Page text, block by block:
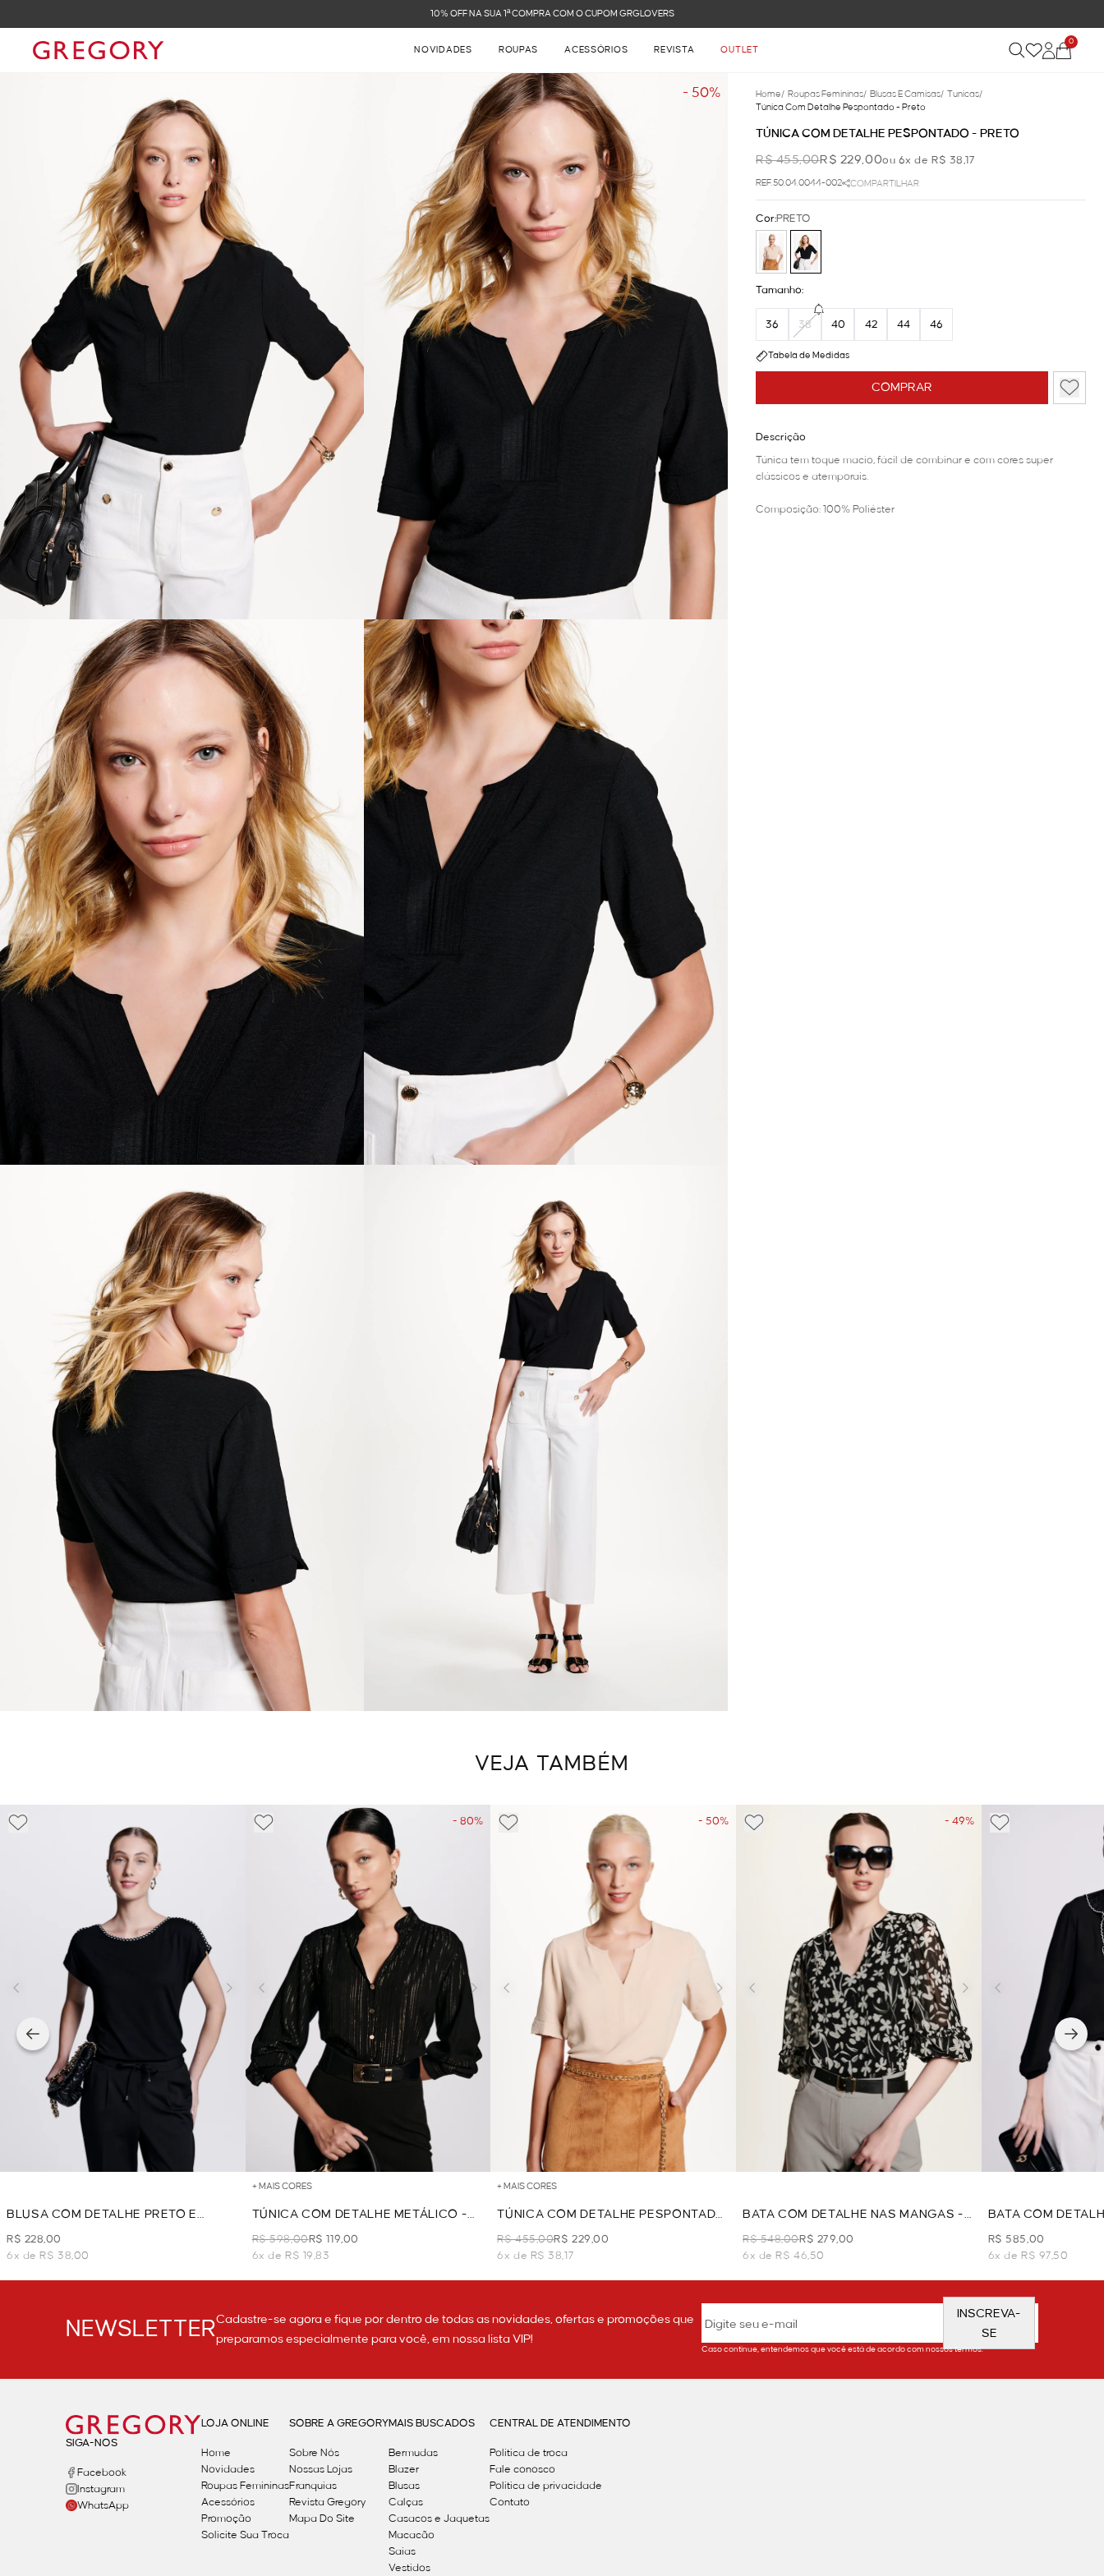
FRETE GRÁTIS NAS COMPRAS ACIMA DE R$ 899
NOVIDADES ROUPAS ACESSÓRIOS REVISTA OUTLET
0
- 50% Home/ Roupas Femininas/ Blusas E Camisas/ Tunicas/
Túnica Com Detalhe Pespontado - Preto
TÚNICA COM DETALHE PESPONTADO - PRETO
R$ 455,00R$ 229,00ou 6x de R$ 38,17
REF.50.04.0044-002 COMPARTILHAR
COMPRAR
Cor:PRETO
Tamanho:
36 38 40 42 44 46
Tabela de Medidas
Descrição
Túnica tem toque macio, fácil de combinar e com cores super
clássicos e atemporais.
Composição: 100% Poliéster
VEJA TAMBÉM
BLUSA COM DETALHE PRETO E
BRANCO - PRETO
R$ 228,00
6x de R$ 38,00
- 80%
+ MAIS CORES
TÚNICA COM DETALHE METÁLICO -
PRETO
R$ 598,00R$ 119,00
6x de R$ 19,83
- 50%
+ MAIS CORES
TÚNICA COM DETALHE PESPONTADO
- BEGE
R$ 455,00R$ 229,00
6x de R$ 38,17
- 49%
BATA COM DETALHE NAS MANGAS -
PRETO
R$ 548,00R$ 279,00
6x de R$ 46,50
BATA COM
PRETO
R$ 585,00
6x de R$ 97,50
NEWSLETTERCadastre-se agora e fique por dentro de todas as novidades, ofertas e promoções que
preparamos especialmente para você, em nossa lista VIP!
INSCREVA-
SE
Caso continue, entendemos que você está de acordo com nossos termos.
SIGA-NOS
Facebook
Instagram
WhatsApp
LOJA ONLINE
Home
Novidades
Roupas Femininas
Acessórios
Promoção
Solicite Sua Troca
SOBRE A GREGORY
Sobre Nós
Nossas Lojas
Franquias
Revista Gregory
Mapa Do Site
MAIS BUSCADOS
Bermudas
Blazer
Blusas
Calças
Casacos e Jaquetas
Macacão
Saias
Vestidos
CENTRAL DE ATENDIMENTO
Política de troca
Fale conosco
Politica de privacidade
Contato